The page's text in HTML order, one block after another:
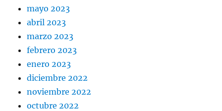
mayo 2023
abril 2023
marzo 2023
febrero 2023
enero 2023
diciembre 2022
noviembre 2022
octubre 2022